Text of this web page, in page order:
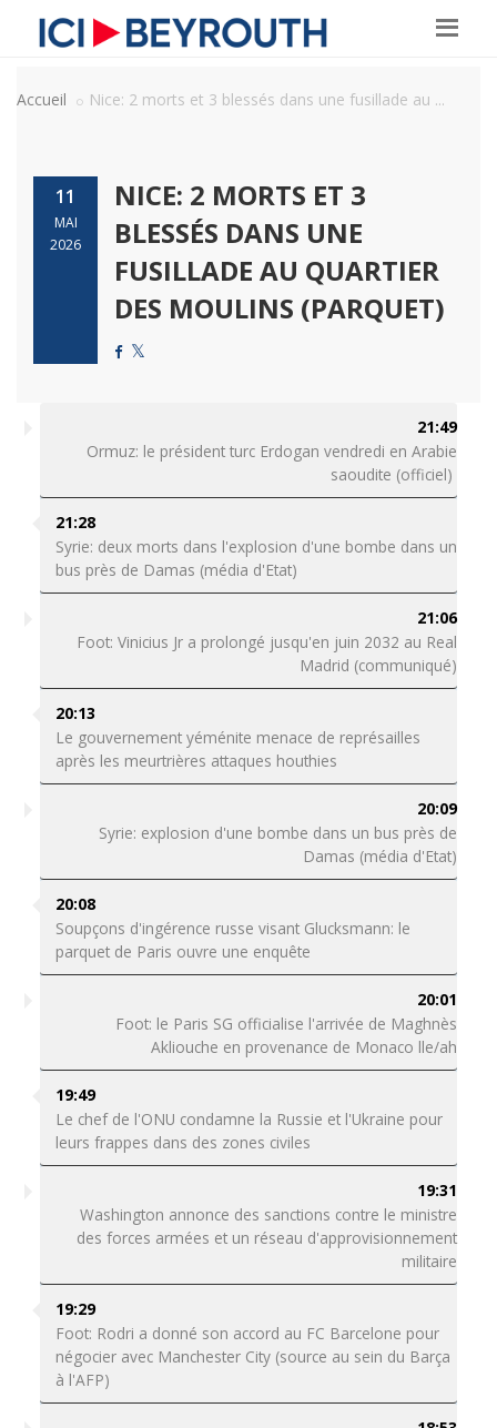
Accueil Nice: 2 morts et 3 blessés dans une fusillade au ...
11
MAI
2026
NICE: 2 MORTS ET 3
BLESSÉS DANS UNE
FUSILLADE AU QUARTIER
DES MOULINS (PARQUET)
21:49
Ormuz: le président turc Erdogan vendredi en Arabie
saoudite (officiel)
21:28
Syrie: deux morts dans l'explosion d'une bombe dans un
bus près de Damas (média d'Etat)
21:06
Foot: Vinicius Jr a prolongé jusqu'en juin 2032 au Real
Madrid (communiqué)
20:13
Le gouvernement yéménite menace de représailles
après les meurtrières attaques houthies
20:09
Syrie: explosion d'une bombe dans un bus près de
Damas (média d'Etat)
20:08
Soupçons d'ingérence russe visant Glucksmann: le
parquet de Paris ouvre une enquête
20:01
Foot: le Paris SG officialise l'arrivée de Maghnès
Akliouche en provenance de Monaco lle/ah
19:49
Le chef de l'ONU condamne la Russie et l'Ukraine pour
leurs frappes dans des zones civiles
19:31
Washington annonce des sanctions contre le ministre
des forces armées et un réseau d'approvisionnement
militaire
19:29
Foot: Rodri a donné son accord au FC Barcelone pour
négocier avec Manchester City (source au sein du Barça
à l'AFP)